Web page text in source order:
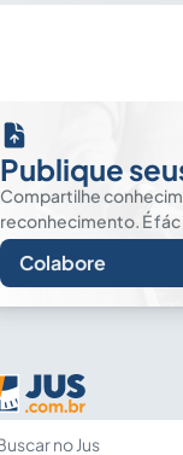
Publique
Compartilhe
reconhecimento. É
Colabore